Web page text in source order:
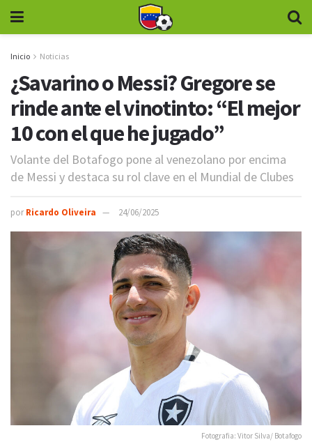
Inicio Noticias
¿Savarino o Messi? Gregore se
rinde ante el vinotinto: “El mejor
10 con el que he jugado”
Volante del Botafogo pone al venezolano por encima
de Messi y destaca su rol clave en el Mundial de Clubes
por Ricardo Oliveira 24/06/2025
Fotografia: Vitor Silva/ Botafogo